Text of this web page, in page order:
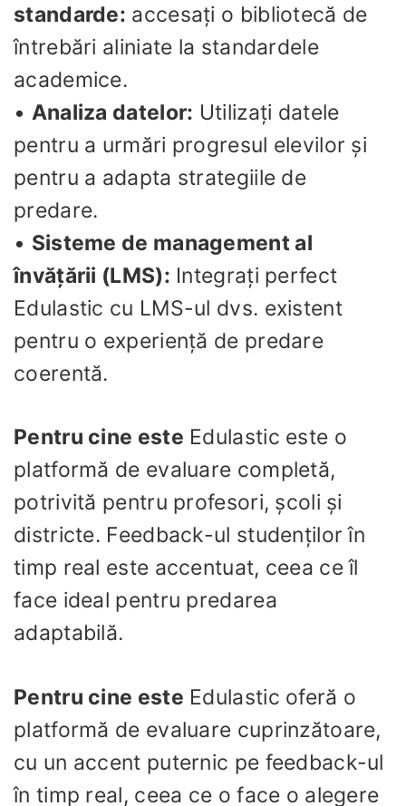
standarde: accesați o bibliotecă de
întrebări aliniate la standardele
academice.
• Analiza datelor: Utilizați datele
pentru a urmări progresul elevilor și
pentru a adapta strategiile de
predare.
• Sisteme de management al
învățării (LMS): Integrați perfect
Edulastic cu LMS-ul dvs. existent
pentru o experiență de predare
coerentă.
Pentru cine este Edulastic este o
platformă de evaluare completă,
potrivită pentru profesori, școli și
districte. Feedback-ul studenților în
timp real este accentuat, ceea ce îl
face ideal pentru predarea
adaptabilă.
Pentru cine este Edulastic oferă o
platformă de evaluare cuprinzătoare,
cu un accent puternic pe feedback-ul
în timp real, ceea ce o face o alegere